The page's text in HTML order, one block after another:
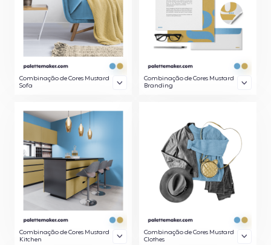
Combinação de Cores Mustard
Sofa
Combinação de Cores Mustard
Branding
Combinação de Cores Mustard
Kitchen
Combinação de Cores Mustard
Clothes